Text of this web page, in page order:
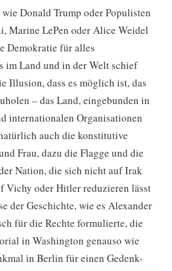
Donald Trump oder Populisten
Marine LePen oder Alice Weidel
Demokratie für alles
im Land und in der Welt schief
Illusion, dass es möglich ist, das
– das Land, eingebunden in
internationalen Organisationen
auch die konstitutive
Frau, dazu die Flagge und die
Nation, die sich nicht auf Irak
Vichy oder Hitler reduzieren lässt
der Geschichte, wie es Alexander
für die Rechte formulierte, die
in Washington genauso wie
in Berlin für einen Gedenk-